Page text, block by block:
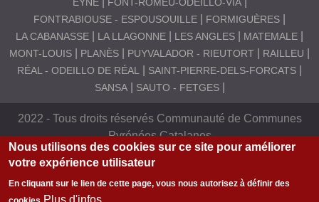
A
N
S
EYNE
FONT-ROMEU-ODEILLO-VIA
FONTRABIOUSE - ESPOUSOUILLE
FORMIGUÈRES
LA CABANASSE
LA LLAGONNE LES ANGLES
MATEMALE
MONT-LOUIS
PLANÈS PUYVALADOR - RIEUTORT
RAILLEU
RÉAL - ODEILLO DE RÉAL
SAINT-PIERRE-DELS-FORCATS
SANSA
SAUTO - FETGES
2022 - Tous droits réservés Communauté de Communes
Pyrénées Catalanes
Nous utilisons des cookies sur ce site pour améliorer
votre expérience utilisateur
En cliquant sur le lien de cette page, vous nous autorisez à définir des
Plus d'infos